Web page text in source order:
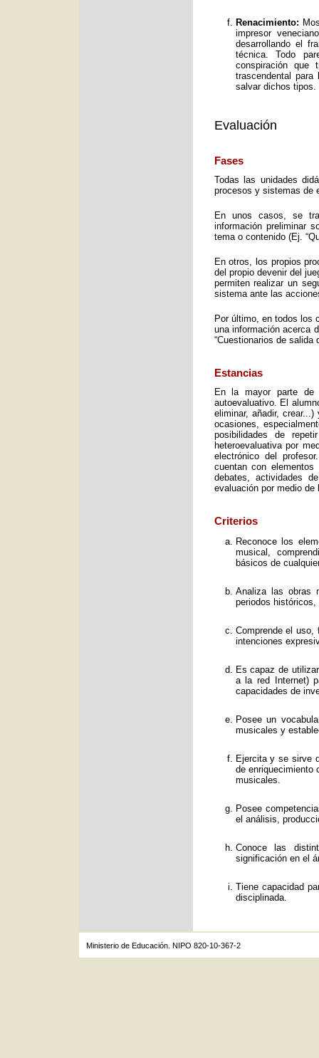
Renacimiento:
impresor
desarrollando el
técnica. Todo
conspiración
trascendental
salvar dichos tipos.
Evaluación
Fases
Todas las unidades
procesos y sistemas de
En unos casos, se
información preliminar
tema o contenido (Ej.
En otros, los propios
del propio devenir del
permiten realizar un
sistema ante las
Por último, en todos los
una información acerca
“Cuestionarios de salida
Estancias
En la mayor parte de
autoevaluativo. El
eliminar, añadir,
ocasiones,
posibilidades de
heteroevaluativa por
electrónico del
cuentan con
debates, actividades
evaluación por medio
Criterios
Reconoce los
musical,
básicos de
Analiza las obras
periodos
Comprende el
intenciones
Es capaz de
a la red Internet)
capacidades de
Posee un
musicales y
Ejercita y se sirve
de enriquecimiento
musicales.
Posee
el análisis,
Conoce las
significación en el
Tiene capacidad
disciplinada.
Ministerio de Educación. NIPO 820-10-367-2